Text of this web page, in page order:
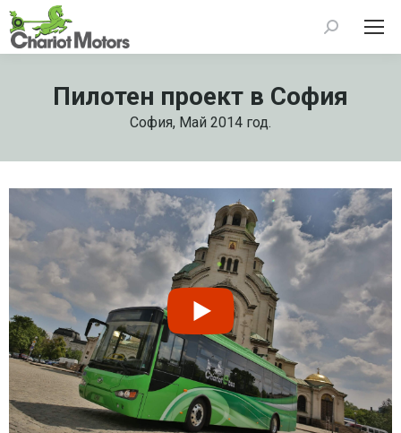
Search:
Пилотен проект в София
София, Май 2014 год.